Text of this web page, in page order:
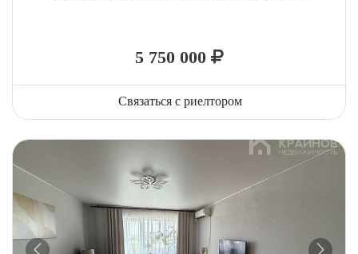
5 750 000
Связаться с риелтором